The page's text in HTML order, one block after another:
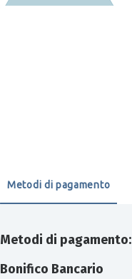
Metodi di pagamento
Metodi di pagamento:
Bonifico Bancario